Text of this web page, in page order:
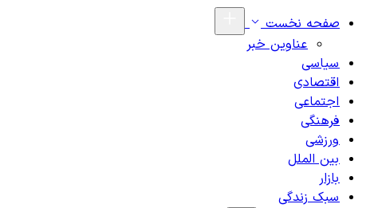
صفحه نخست
عناوین خبر
سیاسی
اقتصادی
اجتماعی
فرهنگی
ورزشی
بین الملل
بازار
سبک زندگی